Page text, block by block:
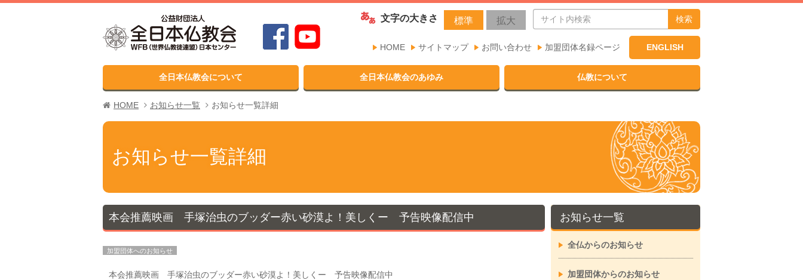
文字の大きさ 標準 拡大 検索
HOME サイトマップ お問い合わせ 加盟団体名録ページ ENGLISH
全日本仏教会について 全日本仏教会のあゆみ 仏教について
HOME お知らせ一覧 お知らせ一覧詳細
お知らせ一覧詳細
本会推薦映画 手塚治虫のブッダー赤い砂漠よ！美しくー 予告映像配信中
加盟団体へのお知らせ
本会推薦映画 手塚治虫のブッダー赤い砂漠よ！美しくー 予告映像配信中
お知らせ一覧
全仏からのお知らせ
加盟団体からのお知らせ